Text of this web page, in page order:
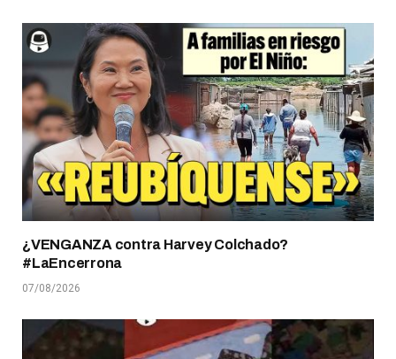
¿VENGANZA contra Harvey Colchado?
#LaEncerrona
07/08/2026